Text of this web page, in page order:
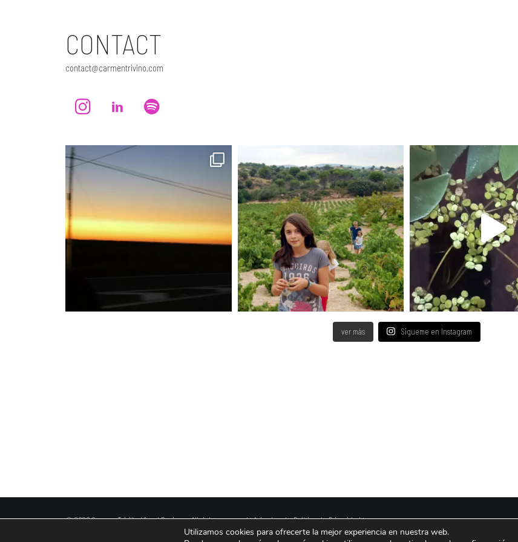
CONTACT
contact@carmentrivino.com
ver más Sigueme en Instagram
© 2026 Carmen Triviño Visual Designer All rights reserved ǀAviso legal y Política de Privacidad ǀ
Utilizamos cookies para ofrecerte la mejor experiencia en nuestra web.